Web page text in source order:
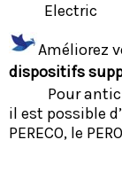
Electric
Améliorez
dispositifs
Pour
il est possible
PERECO, le